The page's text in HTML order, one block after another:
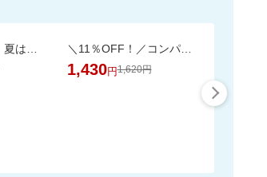
＼11％OFF！／コンパクトな2倍巻き！キッチンペーパー 12ロール
1,430円1,620円